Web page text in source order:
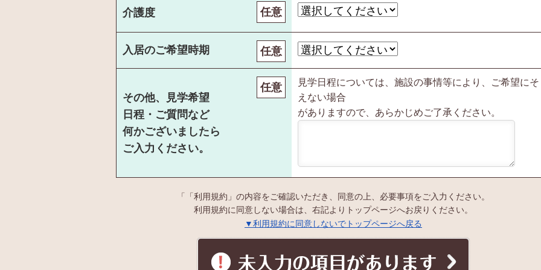
介護度 任意
入居のご希望時期 任意
その他、見学希望
日程・ご質問など
何かございましたら
ご入力ください。
任意
見学日程については、施設の事情等により、ご希望にそ
えない場合
がありますので、あらかじめご了承ください。
「「利用規約」の内容をご確認いただき、同意の上、必要事項をご入力ください。
利用規約に同意しない場合は、右記よりトップページへお戻りください。
▼利用規約に同意しないでトップページへ戻る